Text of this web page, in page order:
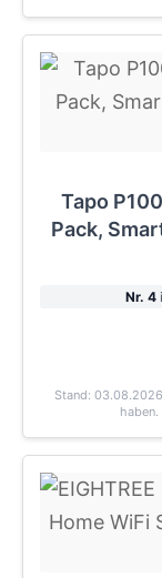
Tapo
Pack,
Nr. 4
Stand: